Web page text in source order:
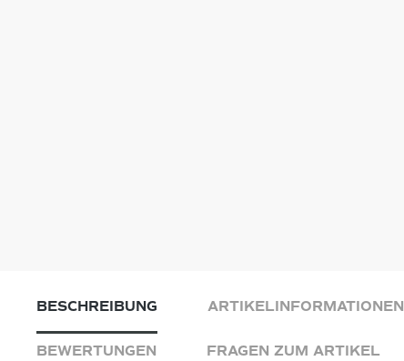
BESCHREIBUNG ARTIKELINFORMATIONEN
BEWERTUNGEN FRAGEN ZUM ARTIKEL